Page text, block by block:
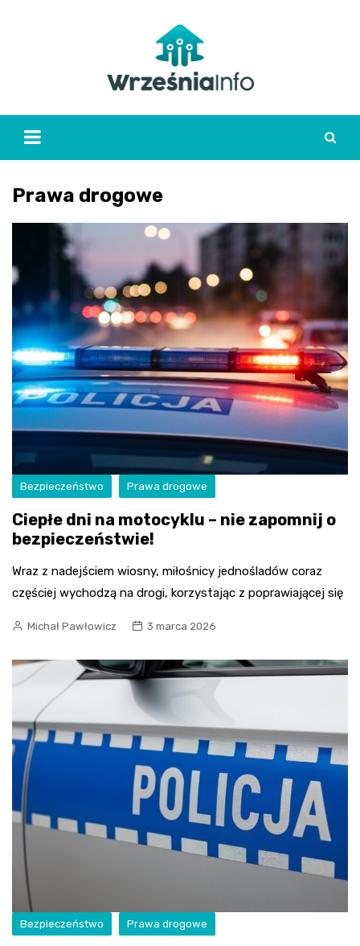
Prawa drogowe
Bezpieczeństwo Prawa drogowe
Ciepłe dni na motocyklu – nie zapomnij o
bezpieczeństwie!
Wraz z nadejściem wiosny, miłośnicy jednośladów coraz
częściej wychodzą na drogi, korzystając z poprawiającej się
Michał Pawłowicz 3 marca 2026
Bezpieczeństwo Prawa drogowe